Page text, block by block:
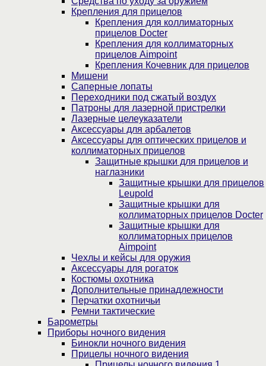
Крепления для прицелов
Крепления для коллиматорных
прицелов Docter
Крепления для коллиматорных
прицелов Aimpoint
Крепления Кочевник для прицелов
Мишени
Саперные лопаты
Переходники под сжатый воздух
Патроны для лазерной пристрелки
Лазерные целеуказатели
Аксессуары для арбалетов
Аксессуары для оптических прицелов и
коллиматорных прицелов
Защитные крышки для прицелов и
наглазники
Защитные крышки для прицелов
Leupold
Защитные крышки для
коллиматорных прицелов Docter
Защитные крышки для
коллиматорных прицелов
Aimpoint
Чехлы и кейсы для оружия
Аксессуары для рогаток
Костюмы охотника
Дополнительные принадлежности
Перчатки охотничьи
Ремни тактические
Барометры
Приборы ночного видения
Бинокли ночного видения
Прицелы ночного видения